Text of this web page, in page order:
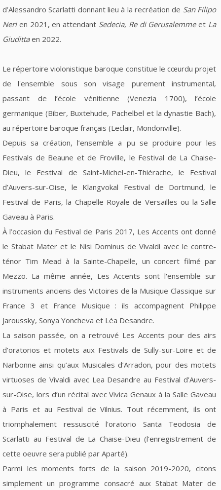
d’Alessandro Scarlatti donnant lieu à la recréation de San Filipo
Nerien 2021, en attendant Sedecia, Re di Gerusalemmeet La
Giudittaen 2022.
Le répertoire violonistique baroque constitue le cœurdu projet
de l'ensemble sous son visage purement instrumental,
passant de l’école vénitienne (Venezia 1700), l’école
germanique (Biber, Buxtehude, Pachelbel et la dynastie Bach),
au répertoire baroque français (Leclair, Mondonville).
Depuis sa création, l’ensemble a pu se produire pour les
Festivals de Beaune et de Froville, le Festival de La Chaise-
Dieu, le Festival de Saint-Michel-en-Thiérache, le Festival
d’Auvers-sur-Oise, le Klangvokal Festival de Dortmund, le
Festival de Paris, la Chapelle Royale de Versailles ou la Salle
Gaveau à Paris.
À l’occasion du Festival de Paris 2017, Les Accents ont donné
le Stabat Mater et le Nisi Dominus de Vivaldi avec le contre-
ténor Tim Mead à la Sainte-Chapelle, un concert filmé par
Mezzo. La même année, Les Accents sont l'ensemble sur
instruments anciens des Victoires de la Musique Classique sur
France 3 et France Musique : ils accompagnent Philippe
Jaroussky, Sonya Yoncheva et Léa Desandre.
La saison passée, on a retrouvé Les Accents pour des airs
d’oratorios et motets aux Festivals de Sully-sur-Loire et de
Narbonne ainsi qu’aux Musicales d’Arradon, pour des motets
virtuoses de Vivaldi avec Lea Desandre au Festival d’Auvers-
sur-Oise, lors d’un récital avec Vivica Genaux à la Salle Gaveau
à Paris et au Festival de Vilnius. Tout récemment, ils ont
triomphalement ressuscité l'oratorio Santa Teodosia de
Scarlatti au Festival de La Chaise-Dieu (l'enregistrement de
cette oeuvre sera publié par Aparté).
Parmi les moments forts de la saison 2019-2020, citons
simplement un programme consacré aux Stabat Mater de